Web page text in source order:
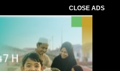
CLOSE ADS